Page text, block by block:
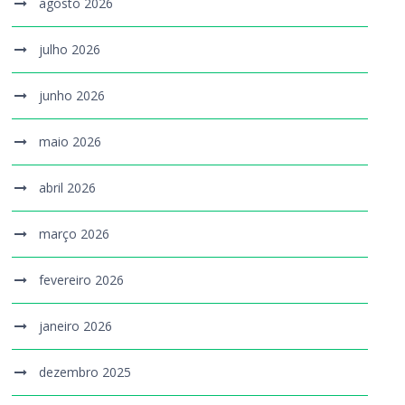
julho 2026
junho 2026
maio 2026
abril 2026
março 2026
fevereiro 2026
janeiro 2026
dezembro 2025